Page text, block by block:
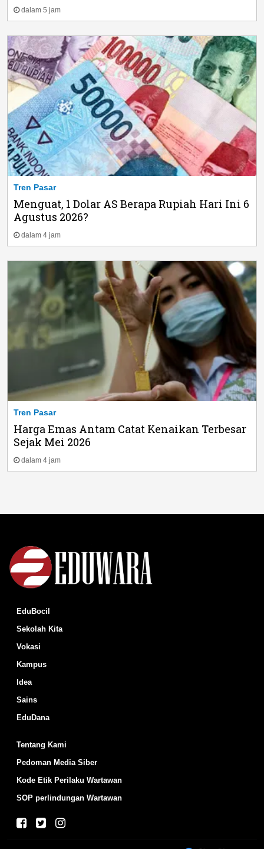
dalam 5 jam
Tren Pasar
Menguat, 1 Dolar AS Berapa Rupiah Hari Ini 6
Agustus 2026?
dalam 4 jam
Tren Pasar
Harga Emas Antam Catat Kenaikan Terbesar
Sejak Mei 2026
dalam 4 jam
EduBocil
Sekolah Kita
Vokasi
Kampus
Idea
Sains
EduDana
Tentang Kami
Pedoman Media Siber
Kode Etik Perilaku Wartawan
SOP perlindungan Wartawan